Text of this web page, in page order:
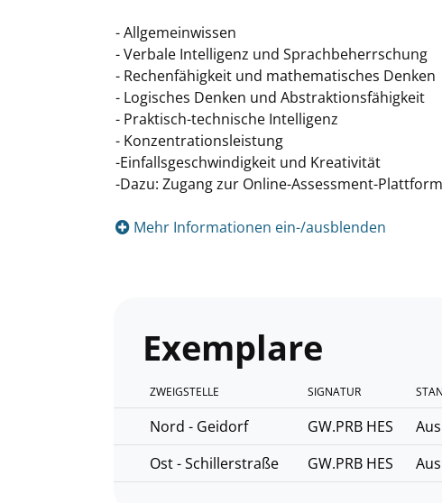
- Allgemeinwissen
- Verbale Intelligenz und Sprachbeherrschung
- Rechenfähigkeit und mathematisches Denken
- Logisches Denken und Abstraktionsfähigkeit
- Praktisch-technische Intelligenz
- Konzentrationsleistung
-Einfallsgeschwindigkeit und Kreativität
-Dazu: Zugang zur Online-Assessment-
Mehr Informationen ein-/ausblenden
Exemplare
ZWEIGSTELLE SIGNATUR
Nord - Geidorf GW.PRB HES
Ost - Schillerstraße
GW.PRB HES